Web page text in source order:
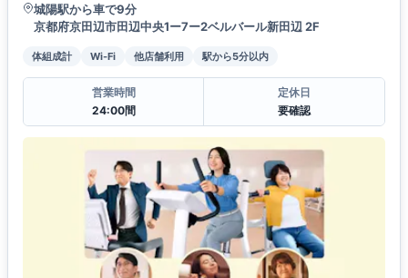
城陽駅から車で9分
京都府京田辺市田辺中央1ー7ー2ベルバール新田辺 2F
体組成計 Wi-Fi 他店舗利用 駅から5分以内
営業時間
24:00間
定休日
要確認